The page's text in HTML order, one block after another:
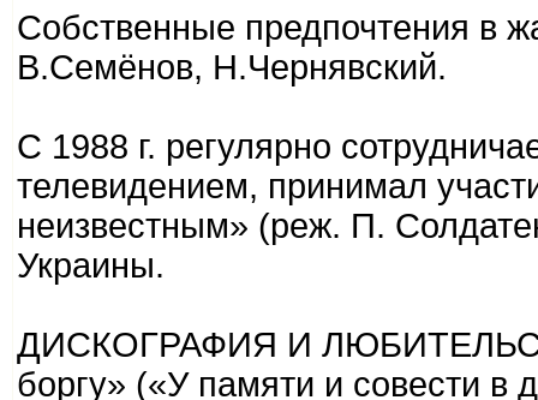
Собственные предпочтения в
В.Семёнов, Н.Чернявский.
С 1988 г. регулярно
телевидением, принимал
неизвестным» (реж. П.
Украины.
ДИСКОГРАФИЯ И
боргу» («У памяти и совести в